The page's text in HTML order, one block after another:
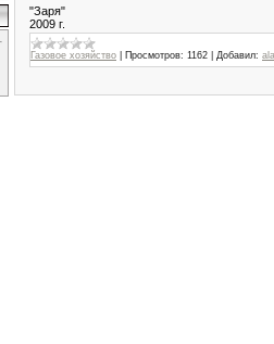
"Заря"
2009 г.
Газовое хозяйство Просмотров: 1162 Добавил: